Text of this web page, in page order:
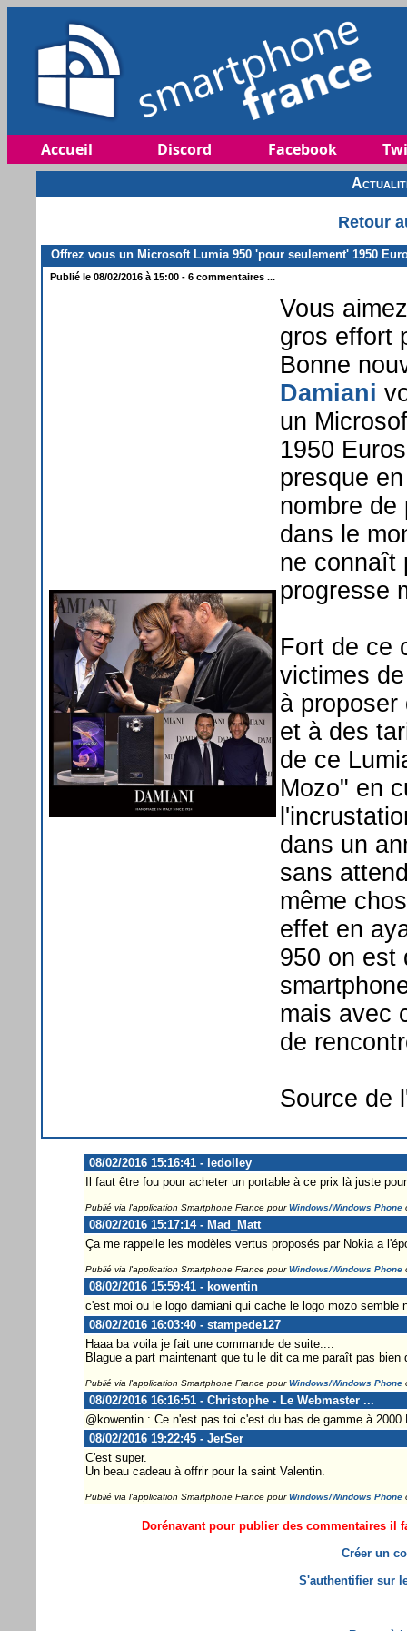
Accueil Discord Facebook
Retour
Offrez vous un Microsoft Lumia 950 'pour seulement' 1950
Publié le 08/02/2016 à 15:00 - 6 commentaires ...
Vous
gros effort
Bonne
Damiani
un
1950
presque
nombre de
dans le
ne connaît
progresse
Fort de ce
victimes
à proposer
et à des
de ce
Mozo" en
dans un
sans
même
effet en
950 on est
mais avec
de
Source de
08/02/2016 15:16:41 - ledolley
Il faut être fou pour acheter un portable à ce prix là juste
Publié via l'application Smartphone France pourWindows/Windows Phone
08/02/2016 15:17:14 - Mad_Matt
Ça me rappelle les modèles vertus proposés par Nokia a
Publié via l'application Smartphone France pourWindows/Windows Phone
08/02/2016 15:59:41 - kowentin
c'est moi ou le logo damiani qui cache le logo mozo semble
08/02/2016 16:03:40 - stampede127
Haaa ba voila je fait une commande de suite....
Blague a part maintenant que tu le dit ca me paraît pas bien
Publié via l'application Smartphone France pourWindows/Windows Phone
08/02/2016 16:16:51 - Christophe - Le Webmaster ...
@kowentin : Ce n'est pas toi c'est du bas de gamme à 2000
08/02/2016 19:22:45 - JerSer
C'est super.
Un beau cadeau à offrir pour la saint Valentin.
Publié via l'application Smartphone France pourWindows/Windows Phone
Dorénavant pour publier des commentaires il
Créer un
S'authentifier sur